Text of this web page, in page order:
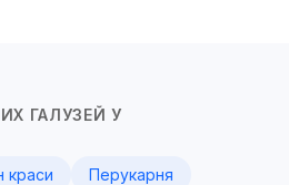
ГАЛУЗЕЙ У
краси
Перукарня